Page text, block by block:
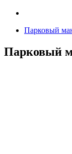
Парковый
Парковый